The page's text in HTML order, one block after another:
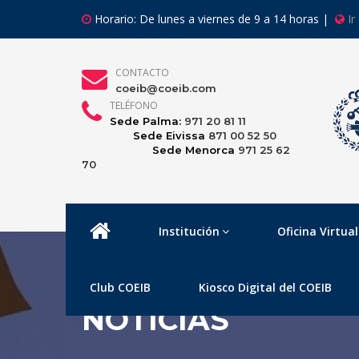
Horario: De lunes a viernes de 9 a 14 horas | Ir
CONTACTO
coeib@coeib.com
TELÉFONO
Sede Palma: 971 20 81 11
Sede Eivissa 871 00 52 50
Sede Menorca 971 25 62
70
Institución Oficina Virtual
Club COEIB Kiosco Digital del COEIB
NOTICIAS